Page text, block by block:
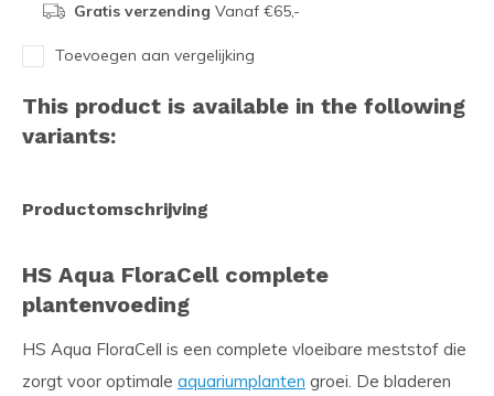
Gratis verzending Vanaf €65,-
Toevoegen aan vergelijking
This product is available in the following
variants:
Productomschrijving
HS Aqua FloraCell complete
plantenvoeding
HS Aqua FloraCell is een complete vloeibare meststof die
zorgt voor optimale aquariumplanten groei. De bladeren